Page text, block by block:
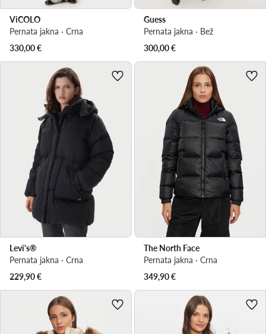
ViCOLO
Pernata jakna · Crna
330,00€
Guess
Pernata jakna · Bež
300,00€
Levi's®
Pernata jakna · Crna
229,90€
The North Face
Pernata jakna · Crna
349,90€